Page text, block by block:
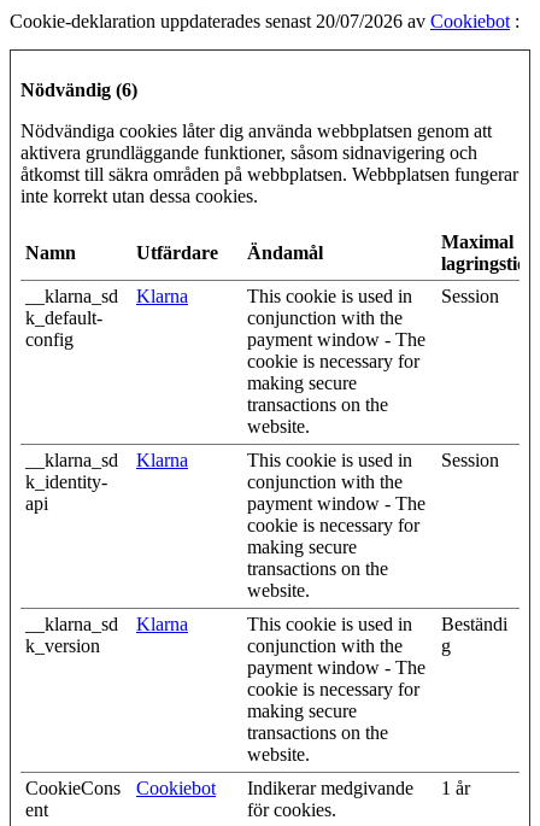
Cookie-deklaration uppdaterades senast 20/07/2026 av Cookiebot :
Nödvändig (6)
Nödvändiga cookies låter dig använda webbplatsen genom att
aktivera grundläggande funktioner, såsom sidnavigering och
åtkomst till säkra områden på webbplatsen. Webbplatsen fungerar
inte korrekt utan dessa cookies.
Namn Utfärdare Ändamål
Maximal
lagringstid
__klarna_sd
k_default-
config
Klarna
This cookie is used in
conjunction with the
payment window - The
cookie is necessary for
making secure
transactions on the
website.
Session
__klarna_sd
k_identity-
api
Klarna
This cookie is used in
conjunction with the
payment window - The
cookie is necessary for
making secure
transactions on the
website.
Session
__klarna_sd
k_version
Klarna
This cookie is used in
conjunction with the
payment window - The
cookie is necessary for
making secure
transactions on the
website.
Beständi
g
CookieCons
ent
Cookiebot
Indikerar medgivande
för cookies.
1 år